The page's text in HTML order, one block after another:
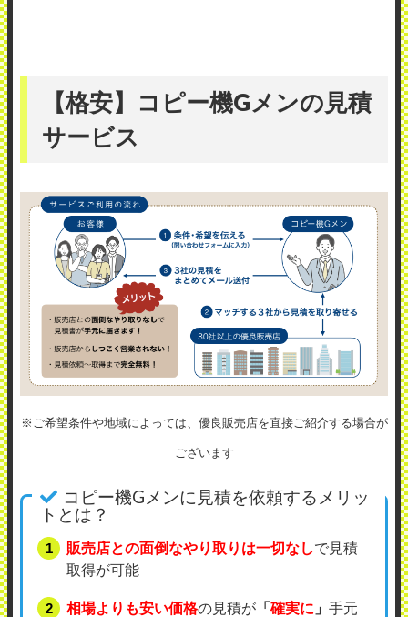
【格安】コピー機Gメンの見積
サービス
※ご希望条件や地域によっては、優良販売店を直接ご紹介する場合が
ございます
コピー機Gメンに見積を依頼するメリッ
トとは？
販売店との面倒なやり取りは一切なしで見積
取得が可能
相場よりも安い価格の見積が 「確実に 」 手元